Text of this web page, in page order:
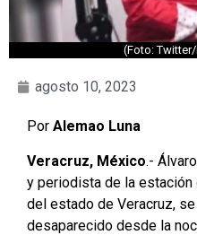
(Foto:
agosto 10, 2023
Por Alemao Luna
Veracruz, México.-
y periodista de la estación
del estado de Veracruz,
desaparecido desde la